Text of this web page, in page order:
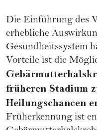
Die Einführung des
erhebliche
Gesundheitssystem
Vorteile ist die
früheren Stadium
Heilungschancen
Früherkennung ist